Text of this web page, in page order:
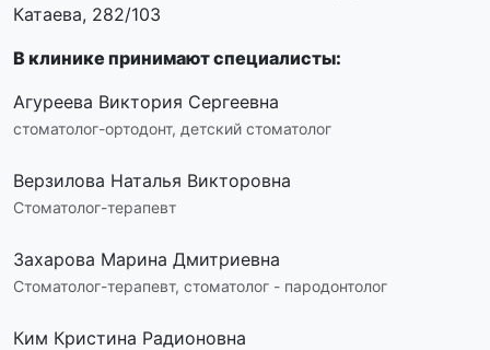
Катаева, 282/103
В клинике принимают специалисты:
Агуреева Виктория Сергеевна
стоматолог-ортодонт, детский стоматолог
Верзилова Наталья Викторовна
Стоматолог-терапевт
Захарова Марина Дмитриевна
Стоматолог-терапевт, стоматолог - пародонтолог
Ким Кристина Радионовна